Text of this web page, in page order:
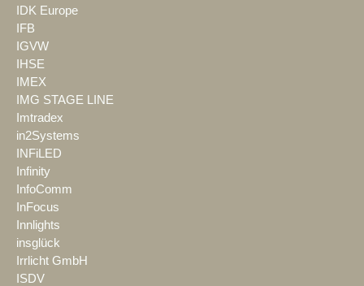
IDK Europe
IFB
IGVW
IHSE
IMEX
IMG STAGE LINE
Imtradex
in2Systems
INFiLED
Infinity
InfoComm
InFocus
Innlights
insglück
Irrlicht GmbH
ISDV